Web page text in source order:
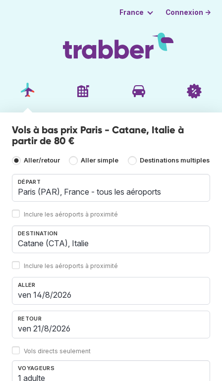
France Connexion →
Vols à bas prix Paris - Catane, Italie à
partir de 80 €
Aller/retour Aller simple Destinations multiples
DÉPART
Inclure les aéroports à proximité
DESTINATION
Inclure les aéroports à proximité
ALLER
RETOUR
Vols directs seulement
VOYAGEURS
1 adulte